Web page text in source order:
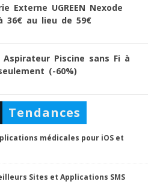
Externe UGREEN Nexode
36€ au lieu de 59€
Aspirateur Piscine sans Fi à
(-60%)
Tendances
médicales pour iOS et
Sites et Applications SMS